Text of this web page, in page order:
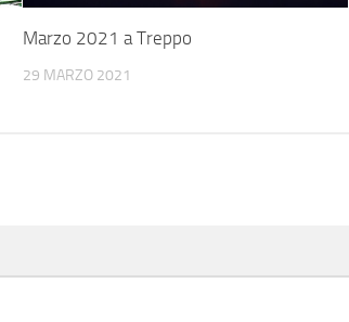
Marzo 2021 a Treppo
29 MARZO 2021